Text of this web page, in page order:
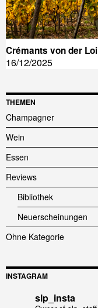
Crémants von der
16/12/2025
THEMEN
Champagner
Wein
Essen
Reviews
Bibliothek
Neuerscheinungen
Ohne Kategorie
INSTAGRAM
slp_insta